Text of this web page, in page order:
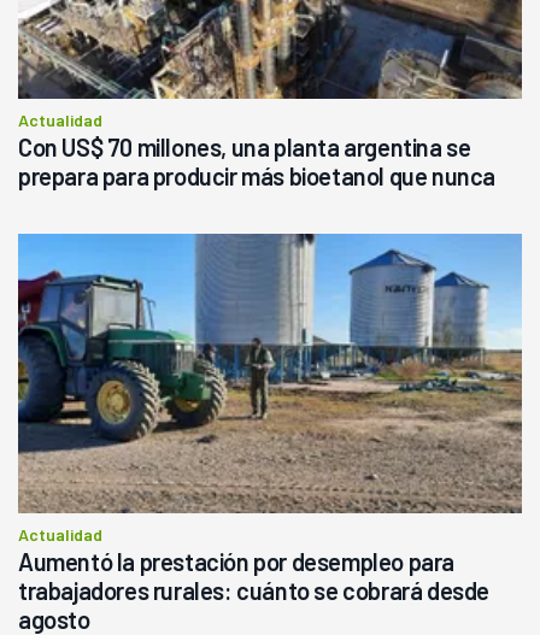
Actualidad
Con US$ 70 millones, una planta argentina se
prepara para producir más bioetanol que nunca
Actualidad
Aumentó la prestación por desempleo para
trabajadores rurales: cuánto se cobrará desde
agosto